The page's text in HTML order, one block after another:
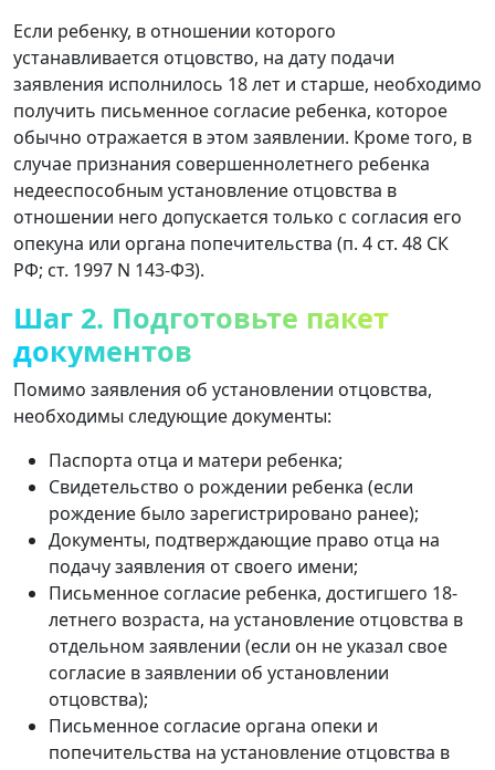
Если ребенку, в отношении которого
устанавливается отцовство, на дату подачи
заявления исполнилось 18 лет и старше, необходимо
получить письменное согласие ребенка, которое
обычно отражается в этом заявлении. Кроме того, в
случае признания совершеннолетнего ребенка
недееспособным установление отцовства в
отношении него допускается только с согласия его
опекуна или органа попечительства (п. 4 ст. 48 СК
РФ; ст. 1997 N 143-ФЗ).
Шаг 2. Подготовьте пакет
документов
Помимо заявления об установлении отцовства,
необходимы следующие документы:
Паспорта отца и матери ребенка;
Свидетельство о рождении ребенка (если
рождение было зарегистрировано ранее);
Документы, подтверждающие право отца на
подачу заявления от своего имени;
Письменное согласие ребенка, достигшего 18-
летнего возраста, на установление отцовства в
отдельном заявлении (если он не указал свое
согласие в заявлении об установлении
отцовства);
Письменное согласие органа опеки и
попечительства на установление отцовства в